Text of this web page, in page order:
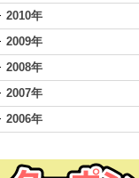
2010年
2009年
2008年
2007年
2006年